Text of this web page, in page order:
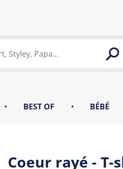
• BEST OF • BÉBÉ
Coeur rayé - T-